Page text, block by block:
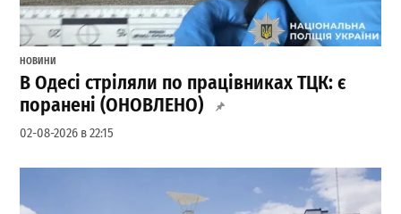
НОВИНИ
В Одесі стріляли по працівниках ТЦК: є
поранені (ОНОВЛЕНО)
02-08-2026 в 22:15